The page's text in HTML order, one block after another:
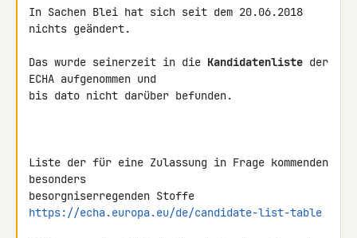
In Sachen Blei hat sich seit dem 20.06.2018
nichts geändert.
Das wurde seinerzeit in die Kandidatenliste der
ECHA aufgenommen und
bis dato nicht darüber befunden.
Liste der für eine Zulassung in Frage kommenden
besonders
https://echa.europa.eu/de/candidate-list-table